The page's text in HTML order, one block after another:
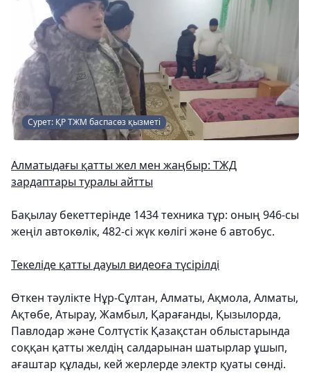
Сурет: ҚР ТЖМ баспасөз қызметі
Алматыдағы қатты жел мен жаңбыр: ТЖД
зардаптары туралы айтты
Бақылау бекеттерінде 1434 техника тұр: оның 946-сы
жеңіл автокөлік, 482-сі жүк көлігі және 6 автобус.
Текеліде қатты дауыл видеоға түсірілді
Өткен тәулікте Нұр-Сұлтан, Алматы, Ақмола, Алматы,
Ақтөбе, Атырау, Жамбыл, Қарағанды, Қызылорда,
Павлодар және Солтүстік Қазақстан облыстарында
соққан қатты желдің салдарынан шатырлар ұшып,
ағаштар құлады, кей жерлерде электр қуаты сөнді.